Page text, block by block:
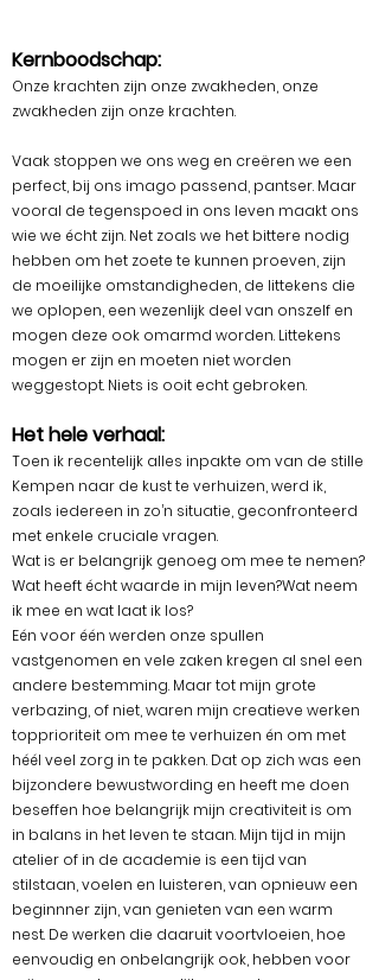
Kernboodschap:
Onze krachten zijn onze zwakheden, onze
zwakheden zijn onze krachten.
Vaak stoppen we ons weg en creëren we een
perfect, bij ons imago passend, pantser. Maar
vooral de tegenspoed in ons leven maakt ons
wie we écht zijn. Net zoals we het bittere nodig
hebben om het zoete te kunnen proeven, zijn
de moeilijke omstandigheden, de littekens die
we oplopen, een wezenlijk deel van onszelf en
mogen deze ook omarmd worden. Littekens
mogen er zijn en moeten niet worden
weggestopt. Niets is ooit echt gebroken.
Het hele verhaal:
Toen ik recentelijk alles inpakte om van de stille
Kempen naar de kust te verhuizen, werd ik,
zoals iedereen in zo’n situatie, geconfronteerd
met enkele cruciale vragen.
Wat is er belangrijk genoeg om mee te nemen?
Wat heeft écht waarde in mijn leven?Wat neem
ik mee en wat laat ik los?
Eén voor één werden onze spullen
vastgenomen en vele zaken kregen al snel een
andere bestemming. Maar tot mijn grote
verbazing, of niet, waren mijn creatieve werken
topprioriteit om mee te verhuizen én om met
héél veel zorg in te pakken. Dat op zich was een
bijzondere bewustwording en heeft me doen
beseffen hoe belangrijk mijn creativiteit is om
in balans in het leven te staan. Mijn tijd in mijn
atelier of in de academie is een tijd van
stilstaan, voelen en luisteren, van opnieuw een
beginnner zijn, van genieten van een warm
nest. De werken die daaruit voortvloeien, hoe
eenvoudig en onbelangrijk ook, hebben voor